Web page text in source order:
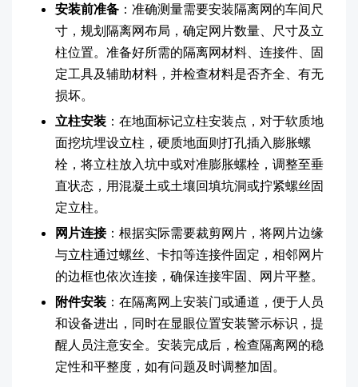
安装前准备：准确测量需要安装隔离网的车间尺
寸，规划隔离网布局，确定网片数量、尺寸及立
柱位置。准备好所需的隔离网材料、连接件、固
定工具及辅助材料，并检查材料是否齐全、有无
损坏。
立柱安装：在地面标记立柱安装点，对于软质地
面挖坑埋设立柱，硬质地面则打孔插入膨胀螺
栓，将立柱放入坑中或对准膨胀螺栓，调整至垂
直状态，用混凝土或土壤回填坑洞或拧紧螺丝固
定立柱。
网片连接：根据实际需要裁剪网片，将网片边缘
与立柱通过螺丝、卡扣等连接件固定，相邻网片
的边框也依次连接，确保连接牢固、网片平整。
附件安装：在隔离网上安装门或通道，便于人员
和设备进出，同时在显眼位置安装警示标识，提
醒人员注意安全。安装完成后，检查隔离网的稳
定性和平整度，如有问题及时调整加固。